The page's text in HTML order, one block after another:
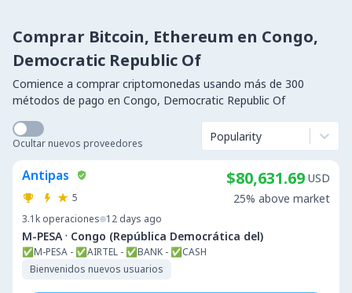
Comprar Bitcoin, Ethereum en Congo,
Democratic Republic Of
Comience a comprar criptomonedas usando más de 300
métodos de pago en Congo, Democratic Republic Of
Ocultar nuevos proveedores Popularity
Antipas
5
3.1k operaciones 12 days ago
M-PESA · Congo (República Democrática del)
✅M-PESA - ✅AIRTEL - ✅BANK - ✅CASH
Bienvenidos nuevos usuarios
$80,631.69 USD
25% above market